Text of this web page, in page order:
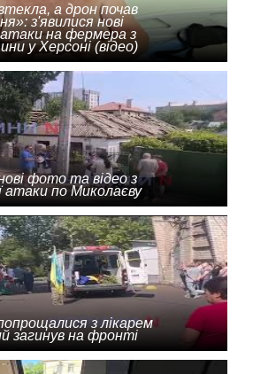
а дрон почав
з'явилися нові
атаки на фермера з
у Херсоні (відео)
фото та відео з
атаки по Миколаєву
з лікарем
загинув на фронті